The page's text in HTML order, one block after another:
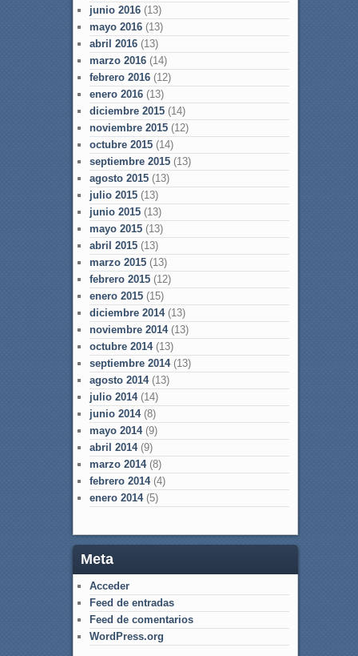
junio 2016(13)
mayo 2016(13)
abril 2016(13)
marzo 2016(14)
febrero 2016(12)
enero 2016(13)
diciembre 2015(14)
noviembre 2015(12)
octubre 2015(14)
septiembre 2015(13)
agosto 2015(13)
julio 2015(13)
junio 2015(13)
mayo 2015(13)
abril 2015(13)
marzo 2015(13)
febrero 2015(12)
enero 2015(15)
diciembre 2014(13)
noviembre 2014(13)
octubre 2014(13)
septiembre 2014(13)
agosto 2014(13)
julio 2014(14)
junio 2014(8)
mayo 2014(9)
abril 2014(9)
marzo 2014(8)
febrero 2014(4)
enero 2014(5)
Meta
Acceder
Feed de entradas
Feed de comentarios
WordPress.org